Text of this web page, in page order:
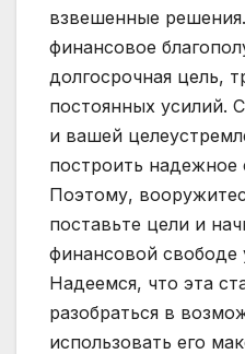
взвешенные
финансовое
долгосрочная цель,
постоянных
и вашей
построить надежное
Поэтому,
поставьте цели и
финансовой свободе
Надеемся, что эта
разобраться в
использовать его